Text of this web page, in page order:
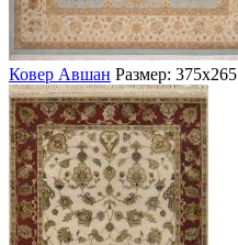
Ковер Авшан Размер: 375х265